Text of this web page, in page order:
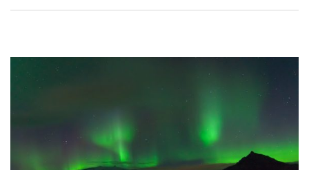
COMMODO VULPUTATE LIBERTY